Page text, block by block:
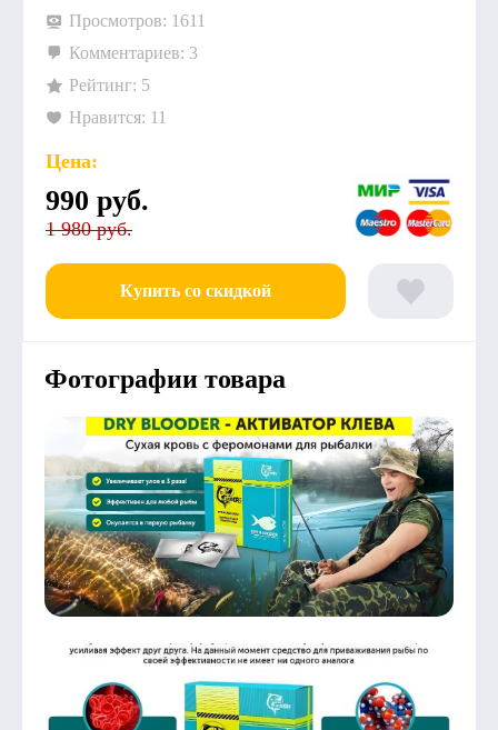
Просмотров: 1611
Комментариев: 3
Рейтинг: 5
Нравится: 11
Цена:
990 руб.
1 980 руб.
Купить со скидкой
Фотографии товара